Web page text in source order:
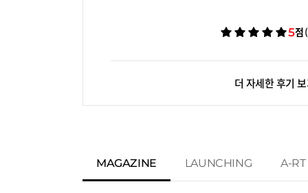
5점
더 자세한 후기
MAGAZINE LAUNCHING A-RT